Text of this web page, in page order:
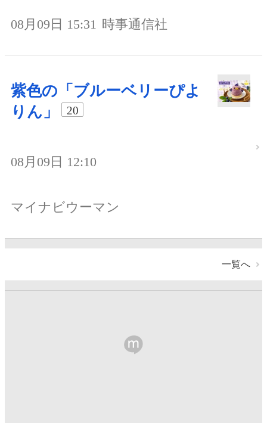
08月09日 15:31 時事通信社
紫色の「ブルーベリーぴよ
りん」
20
08月09日 12:10
マイナビウーマン
一覧へ